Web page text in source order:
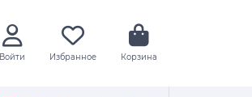
Войти Избранное Корзина